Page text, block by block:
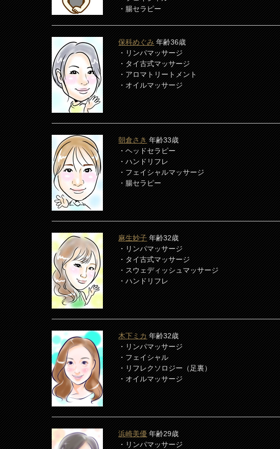
・腸セラピー
保科めぐみ年齢36歳
・リンパマッサージ
・タイ古式マッサージ
・アロマトリートメント
・オイルマッサージ
朝倉さき年齢33歳
・ヘッドセラピー
・ハンドリフレ
・フェイシャルマッサージ
・腸セラピー
麻生妙子年齢32歳
・リンパマッサージ
・タイ古式マッサージ
・スウェディッシュマッサージ
・ハンドリフレ
木下ミカ年齢32歳
・リンパマッサージ
・フェイシャル
・リフレクソロジー（足裏）
・オイルマッサージ
浜崎美優年齢29歳
・リンパマッサージ